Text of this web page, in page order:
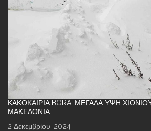
ΚΑΚΟΚΑΙΡΊΑ BORA: ΜΕΓΆΛΑ ΎΨΗ
ΜΑΚΕΔΟΝΊΑ
2 Δεκεμβρίου, 2024